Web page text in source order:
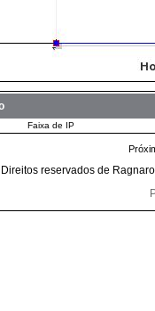
Faixa de IP
Direitos reservados de